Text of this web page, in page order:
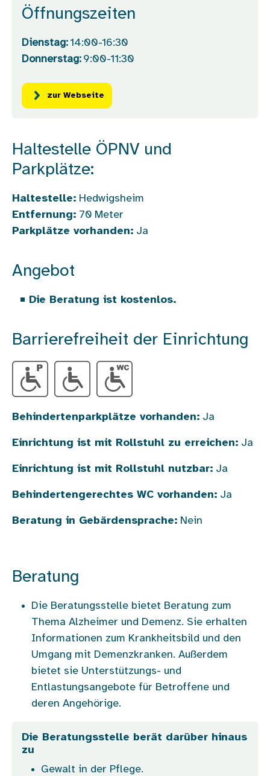
Öffnungszeiten
Dienstag:14:00-16:30
Donnerstag: 9:00-11:30
zur Webseite
Haltestelle ÖPNV und
Parkplätze:
Haltestelle: Hedwigsheim
Entfernung: 70 Meter
Parkplätze vorhanden: Ja
Angebot
Die Beratung ist kostenlos.
Barrierefreiheit der Einrichtung
Behindertenparkplätze vorhanden: Ja
Einrichtung ist mit Rollstuhl zu erreichen: Ja
Einrichtung ist mit Rollstuhl nutzbar: Ja
Behindertengerechtes WC vorhanden: Ja
Beratung in Gebärdensprache: Nein
Beratung
Die Beratungsstelle bietet Beratung zum
Thema Alzheimer und Demenz. Sie erhalten
Informationen zum Krankheitsbild und den
Umgang mit Demenzkranken. Außerdem
bietet sie Unterstützungs- und
Entlastungsangebote für Betroffene und
deren Angehörige.
Die Beratungsstelle berät darüber hinaus
zu
Gewalt in der Pflege.